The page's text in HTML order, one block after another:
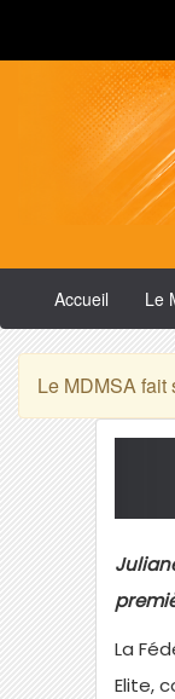
Accueil Le
Le MDMSA fait
La
Elite,